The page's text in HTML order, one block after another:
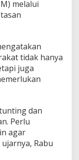
melalui
tidak hanya
juga
dan
Perlu
agar
Rabu